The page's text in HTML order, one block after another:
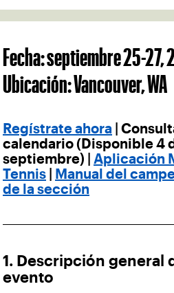
Fecha: septiembre 25-27,
Ubicación: Vancouver, WA
Regístrate ahora |
calendario (Disponible 4
septiembre) | Aplicación
Tennis
Manual del
de la sección
1. Descripción general
evento